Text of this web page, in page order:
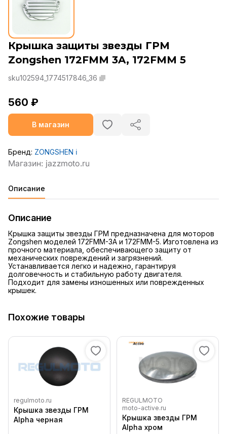
Крышка защиты звезды ГРМ
Zongshen 172FMM 3A, 172FMM 5
sku102594_1774517846_36
560 ₽
В магазин
Бренд: ZONGSHEN ℹ️
Описание
Описание
Крышка защиты звезды ГРМ предназначена для моторов
Zongshen моделей 172FMM-3A и 172FMM-5. Изготовлена из
прочного материала, обеспечивающего защиту от
механических повреждений и загрязнений.
Устанавливается легко и надежно, гарантируя
долговечность и стабильную работу двигателя.
Подходит для замены изношенных или поврежденных
крышек.
Похожие товары
regulmoto.ru
Крышка звезды ГРМ
Alpha черная
REGULMOTO
moto-active.ru
Крышка звезды ГРМ
Alpha хром